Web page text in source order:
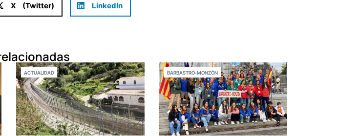
X (Twitter) LinkedIn
ACTUALIDAD BARBASTRO-MONZÓN